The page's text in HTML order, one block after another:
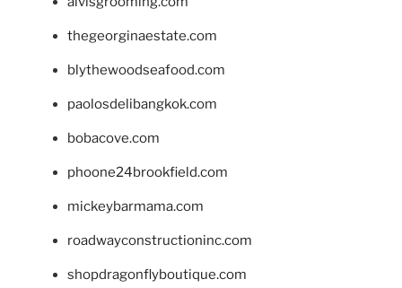
thegeorginaestate.com
blythewoodseafood.com
paolosdelibangkok.com
bobacove.com
phoone24brookfield.com
mickeybarmama.com
roadwayconstructioninc.com
shopdragonflyboutique.com